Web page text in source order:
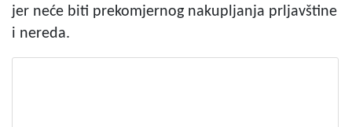
jer neće biti prekomjernog nakupljanja prljavštine
i nereda.